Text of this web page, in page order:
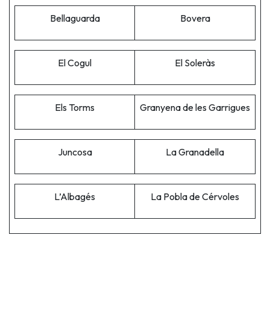
Bellaguarda Bovera
El Cogul El Soleràs
Els Torms Granyena de les Garrigues
Juncosa La Granadella
L’Albagés La Pobla de Cérvoles